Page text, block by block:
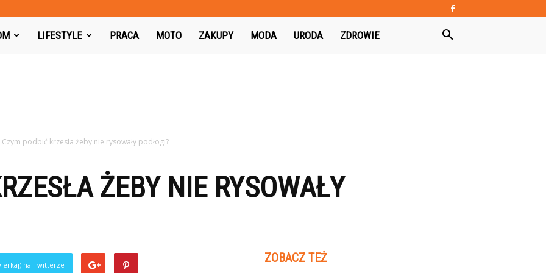
LIFESTYLE PRACA MOTO ZAKUPY MODA URODA ZDROWIE
Czym podbić krzesła żeby nie rysowały podłogi?
ŻEBY NIE RYSOWAŁY
na Twitterze ZOBACZ TEŻ